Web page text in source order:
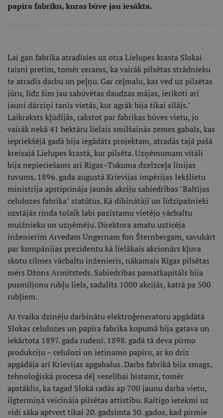
papīra fabriku, kuras būve jau iesākta.
Lai gan fabrika atradīsies uz otra Lielupes krasta Slokai
taisni pretīm, tomēr cerams, ka vairāk pilsētas strādnieku
te atradīs darbu un peļņu. Gar ceļmalu, kas ved uz pilsētas
jūru, līdz šim jau sabūvētas daudzas mājas, ierīkoti arī
jauni dārziņi tanīs vietās, kur agrāk bija tikai silājs."
Laikraksts kļūdījās, rakstot par fabrikas būves vietu, jo
vairāk nekā 41 hektāru lielais smilšainās zemes gabals, kas
iepriekšējā gadā bija iegādāts projektam, atradās tajā pašā
kreisajā Lielupes krastā, kur pilsēta. Uzņēmumam vitāli
bija nepieciešams arī Rīgas–Tukuma dzelzceļa līnijas
tuvums. 1896. gada augustā Krievijas impērijas Iekšlietu
ministrija apstiprināja jaunās akciju sabiedrības "Baltijas
celulozes fabrika" statūtus. Kā dibinātāji un līdzīpašnieki
uzstājās rinda tolaik labi pazīstamu vietējo vācbaltu
muižnieku un uzņēmēju. Direktora amatu uzticēja
inženierim Arvedam Ungernam fon Šternbergam, savukārt
par kompānijas prezidentu kā lielākais akcionārs kļuva
skotu cilmes vācbaltu inženieris, nākamais Rīgas pilsētas
mērs Džons Armitsteds. Sabiedrības pamatkapitāls bija
pusmiljonu rubļu liels, sadalīts 1000 akcijās, katrā pa 500
rubļiem.
Ar tvaika dzinēju darbinātu elektroģeneratoru apgādātā
Slokas celulozes un papīra fabrika kopumā bija gatava un
iekārtota 1897. gada rudenī. 1898. gadā tā deva pirmo
produkciju – celulozi un ietinamo papīru, ar ko drīz
apgādāja arī Krievijas apgabalus. Darbs fabrikā bija smags,
tehnoloģiskā procesa dēļ veselībai bīstams, tomēr
apstāklis, ka tagad Slokā radās ap 700 jaunu darba vietu,
ilgtermiņā veicināja pilsētas attīstību. Kaitīgo ietekmi uz
vidi sāka aptvert tikai 20. gadsimta 30. gados, kad pirmie